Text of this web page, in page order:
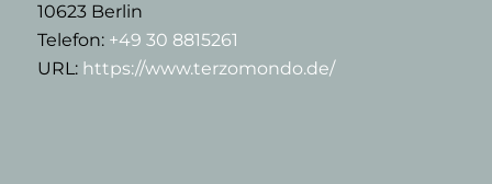
10623Berlin
Telefon: +49 30 8815261
URL: https://www.terzomondo.de/